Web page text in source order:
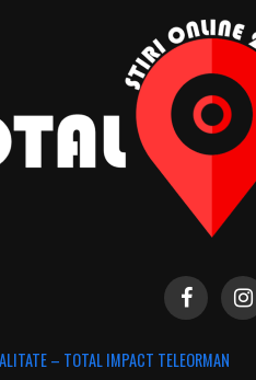
– TOTAL IMPACT TELEORMAN